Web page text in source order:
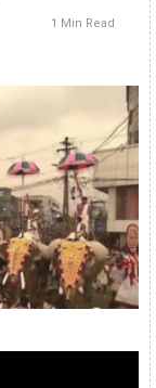
1 Min Read